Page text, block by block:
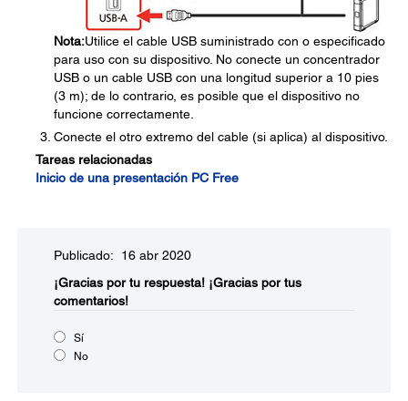
Nota:Utilice el cable USB suministrado con o especificado
para uso con su dispositivo. No conecte un concentrador
USB o un cable USB con una longitud superior a 10 pies
(3 m); de lo contrario, es posible que el dispositivo no
funcione correctamente.
Conecte el otro extremo del cable (si aplica) al dispositivo.
Tareas relacionadas
Inicio de una presentación PC Free
Publicado: 16 abr 2020
¡Gracias por tu respuesta! ¡Gracias por tus
comentarios!
Sí
No